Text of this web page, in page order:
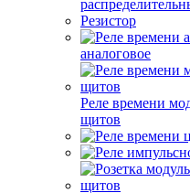
Резистор
аналоговое
Реле времени
щитов